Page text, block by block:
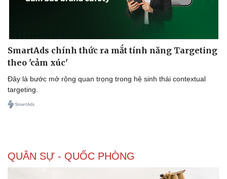
SmartAds chính thức ra mắt tính năng Targeting
theo 'cảm xúc'
Đây là bước mở rộng quan trọng trong hệ sinh thái contextual
targeting.
QUÂN SỰ - QUỐC PHÒNG